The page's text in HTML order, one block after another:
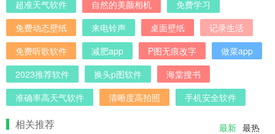
超准天气软件
自然的美颜相机
免费学习
免费动态壁纸
来电铃声 桌面壁纸
记录生活
免费听歌软件
减肥app P图无痕改字
做菜app
2023推荐软件
换头p图软件
海棠搜书
准确率高天气软件
清晰度高拍照 手机安全软件
相关推荐 最新 最热